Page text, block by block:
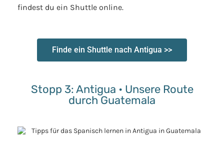
findest du ein Shuttle online.
Finde ein Shuttle nach Antigua >>
Stopp 3: Antigua • Unsere Route
durch Guatemala